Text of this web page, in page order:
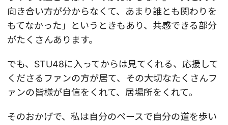
向き合い方が分からなくて、あまり誰とも関わりを
もてなかった」というときもあり、共感できる部分
がたくさんあります。
でも、STU48に入ってからは見てくれる、応援して
くださるファンの方が居て、その大切なたくさんフ
ァンの皆様が自信をくれて、居場所をくれて。
そのおかげで、私は自分のペースで自分の道を歩い